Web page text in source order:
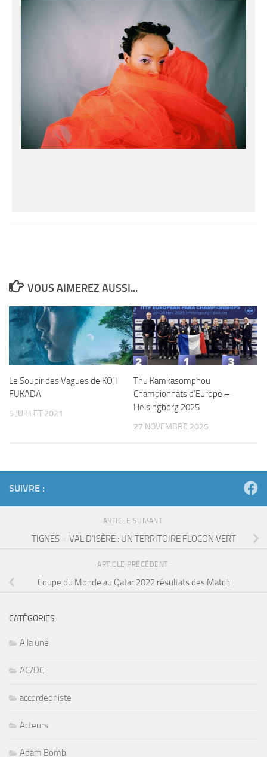
VOUS AIMEREZ AUSSI...
Le Soupir des Vagues de KOJI
FUKADA
5 JUILLET 2021
Thu Kamkasomphou
Championnats d’Europe –
Helsingborg 2025
27 NOVEMBRE 2025
SUIVRE :
ARTICLE SUIVANT
TIGNES – VAL D’ISÈRE : UN TERRITOIRE FLOCON VERT
ARTICLE PRÉCÉDENT
Coupe du Monde au Qatar 2022 résultats des Match
CATÉGORIES
A la une
AC/DC
accordeoniste
Acteurs
Adam Bomb